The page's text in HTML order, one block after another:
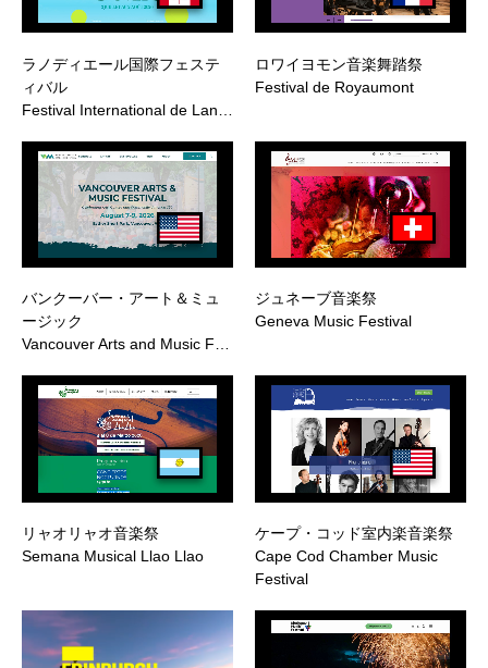
ラノディエール国際フェステ
ィバル
Festival International de Lan…
ロワイヨモン音楽舞踏祭
Festival de Royaumont
バンクーバー・アート＆ミュ
ージック
Vancouver Arts and Music F…
ジュネーブ音楽祭
Geneva Music Festival
リャオリャオ音楽祭
Semana Musical Llao Llao
ケープ・コッド室内楽音楽祭
Cape Cod Chamber Music
Festival